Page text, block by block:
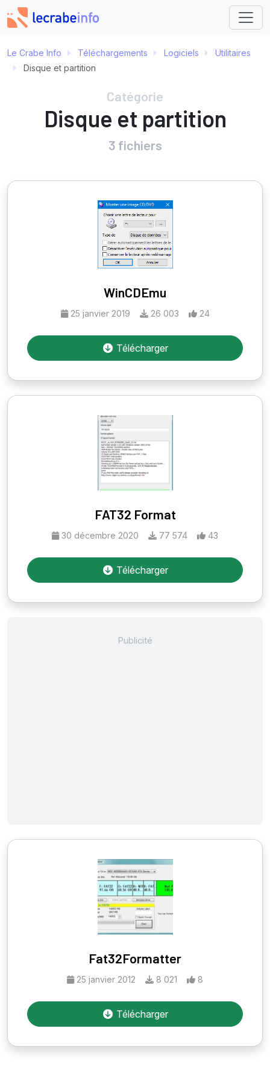
Le Crabe Info Téléchargements Logiciels
Utilitaires
Disque et partition
Catégorie
Disque et partition
3 fichiers
WinCDEmu
25 janvier 2019 26 003 24
Télécharger
FAT32 Format
30 décembre 2020 77 574 43
Télécharger
Fat32Formatter
25 janvier 2012 8 021 8
Télécharger